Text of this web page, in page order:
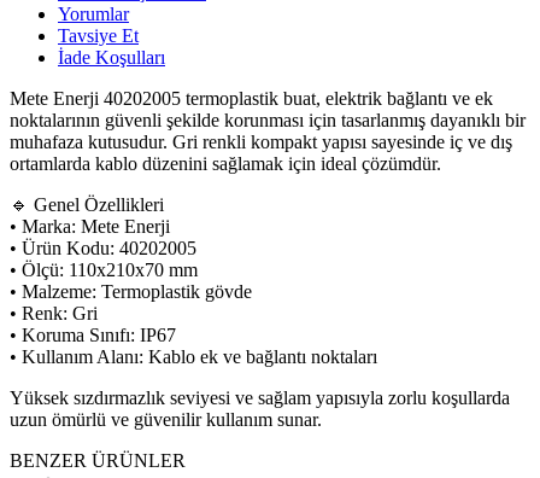
Yorumlar
Tavsiye Et
İade Koşulları
Mete Enerji 40202005 termoplastik buat, elektrik bağlantı ve ek
noktalarının güvenli şekilde korunması için tasarlanmış dayanıklı bir
muhafaza kutusudur. Gri renkli kompakt yapısı sayesinde iç ve dış
ortamlarda kablo düzenini sağlamak için ideal çözümdür.
🔹 Genel Özellikleri
• Marka: Mete Enerji
• Ürün Kodu: 40202005
• Ölçü: 110x210x70 mm
• Malzeme: Termoplastik gövde
• Renk: Gri
• Koruma Sınıfı: IP67
• Kullanım Alanı: Kablo ek ve bağlantı noktaları
Yüksek sızdırmazlık seviyesi ve sağlam yapısıyla zorlu koşullarda
uzun ömürlü ve güvenilir kullanım sunar.
BENZER ÜRÜNLER